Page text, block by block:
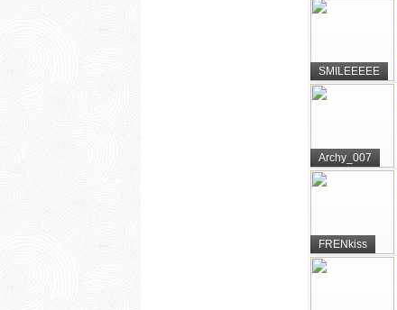
SMILEEEEE
Archy_007
FRENkiss